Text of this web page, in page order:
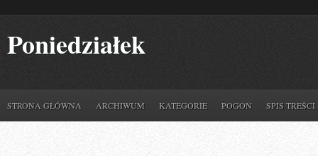
Poniedziałek
STRONA GŁÓWNA ARCHIWUM KATEGORIE POGOŃ SPIS TREŚCI